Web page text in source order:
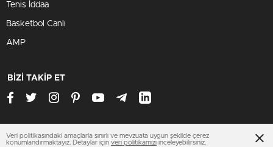
Tenis İddaa
Basketbol Canlı
AMP
BİZİ TAKİP ET
hataysondakika.org
Veri politikasındaki amaçlarla sınırlı ve mevzuata uygun şekilde çerez
konumlandırmaktayız. Detaylar için veri politikamızı inceleyebilirsiniz.